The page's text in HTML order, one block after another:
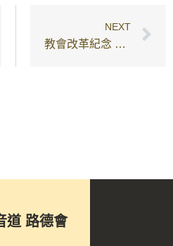
NEXT
教會改革紀念 聖樂崇拜及講座
道 路德會